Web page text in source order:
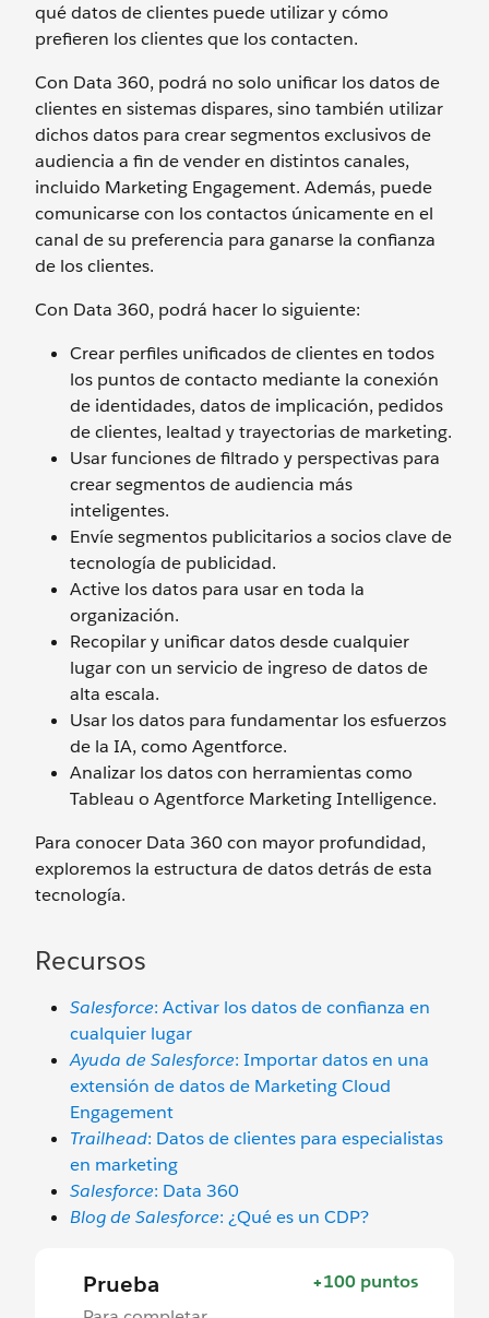
qué datos de clientes puede utilizar y cómo
prefieren los clientes que los contacten.
Con Data 360, podrá no solo unificar los datos de
clientes en sistemas dispares, sino también utilizar
dichos datos para crear segmentos exclusivos de
audiencia a fin de vender en distintos canales,
incluido Marketing Engagement. Además, puede
comunicarse con los contactos únicamente en el
canal de su preferencia para ganarse la confianza
de los clientes.
Con Data 360, podrá hacer lo siguiente:
Crear perfiles unificados de clientes en todos
los puntos de contacto mediante la conexión
de identidades, datos de implicación, pedidos
de clientes, lealtad y trayectorias de marketing.
Usar funciones de filtrado y perspectivas para
crear segmentos de audiencia más
inteligentes.
Envíe segmentos publicitarios a socios clave de
tecnología de publicidad.
Active los datos para usar en toda la
organización.
Recopilar y unificar datos desde cualquier
lugar con un servicio de ingreso de datos de
alta escala.
Usar los datos para fundamentar los esfuerzos
de la IA, como Agentforce.
Analizar los datos con herramientas como
Tableau o Agentforce Marketing Intelligence.
Para conocer Data 360 con mayor profundidad,
exploremos la estructura de datos detrás de esta
tecnología.
Recursos
Salesforce: Activar los datos de confianza en
cualquier lugar
Ayuda de Salesforce: Importar datos en una
extensión de datos de Marketing Cloud
Engagement
Trailhead: Datos de clientes para especialistas
en marketing
Salesforce: Data 360
Blog de Salesforce: ¿Qué es un CDP?